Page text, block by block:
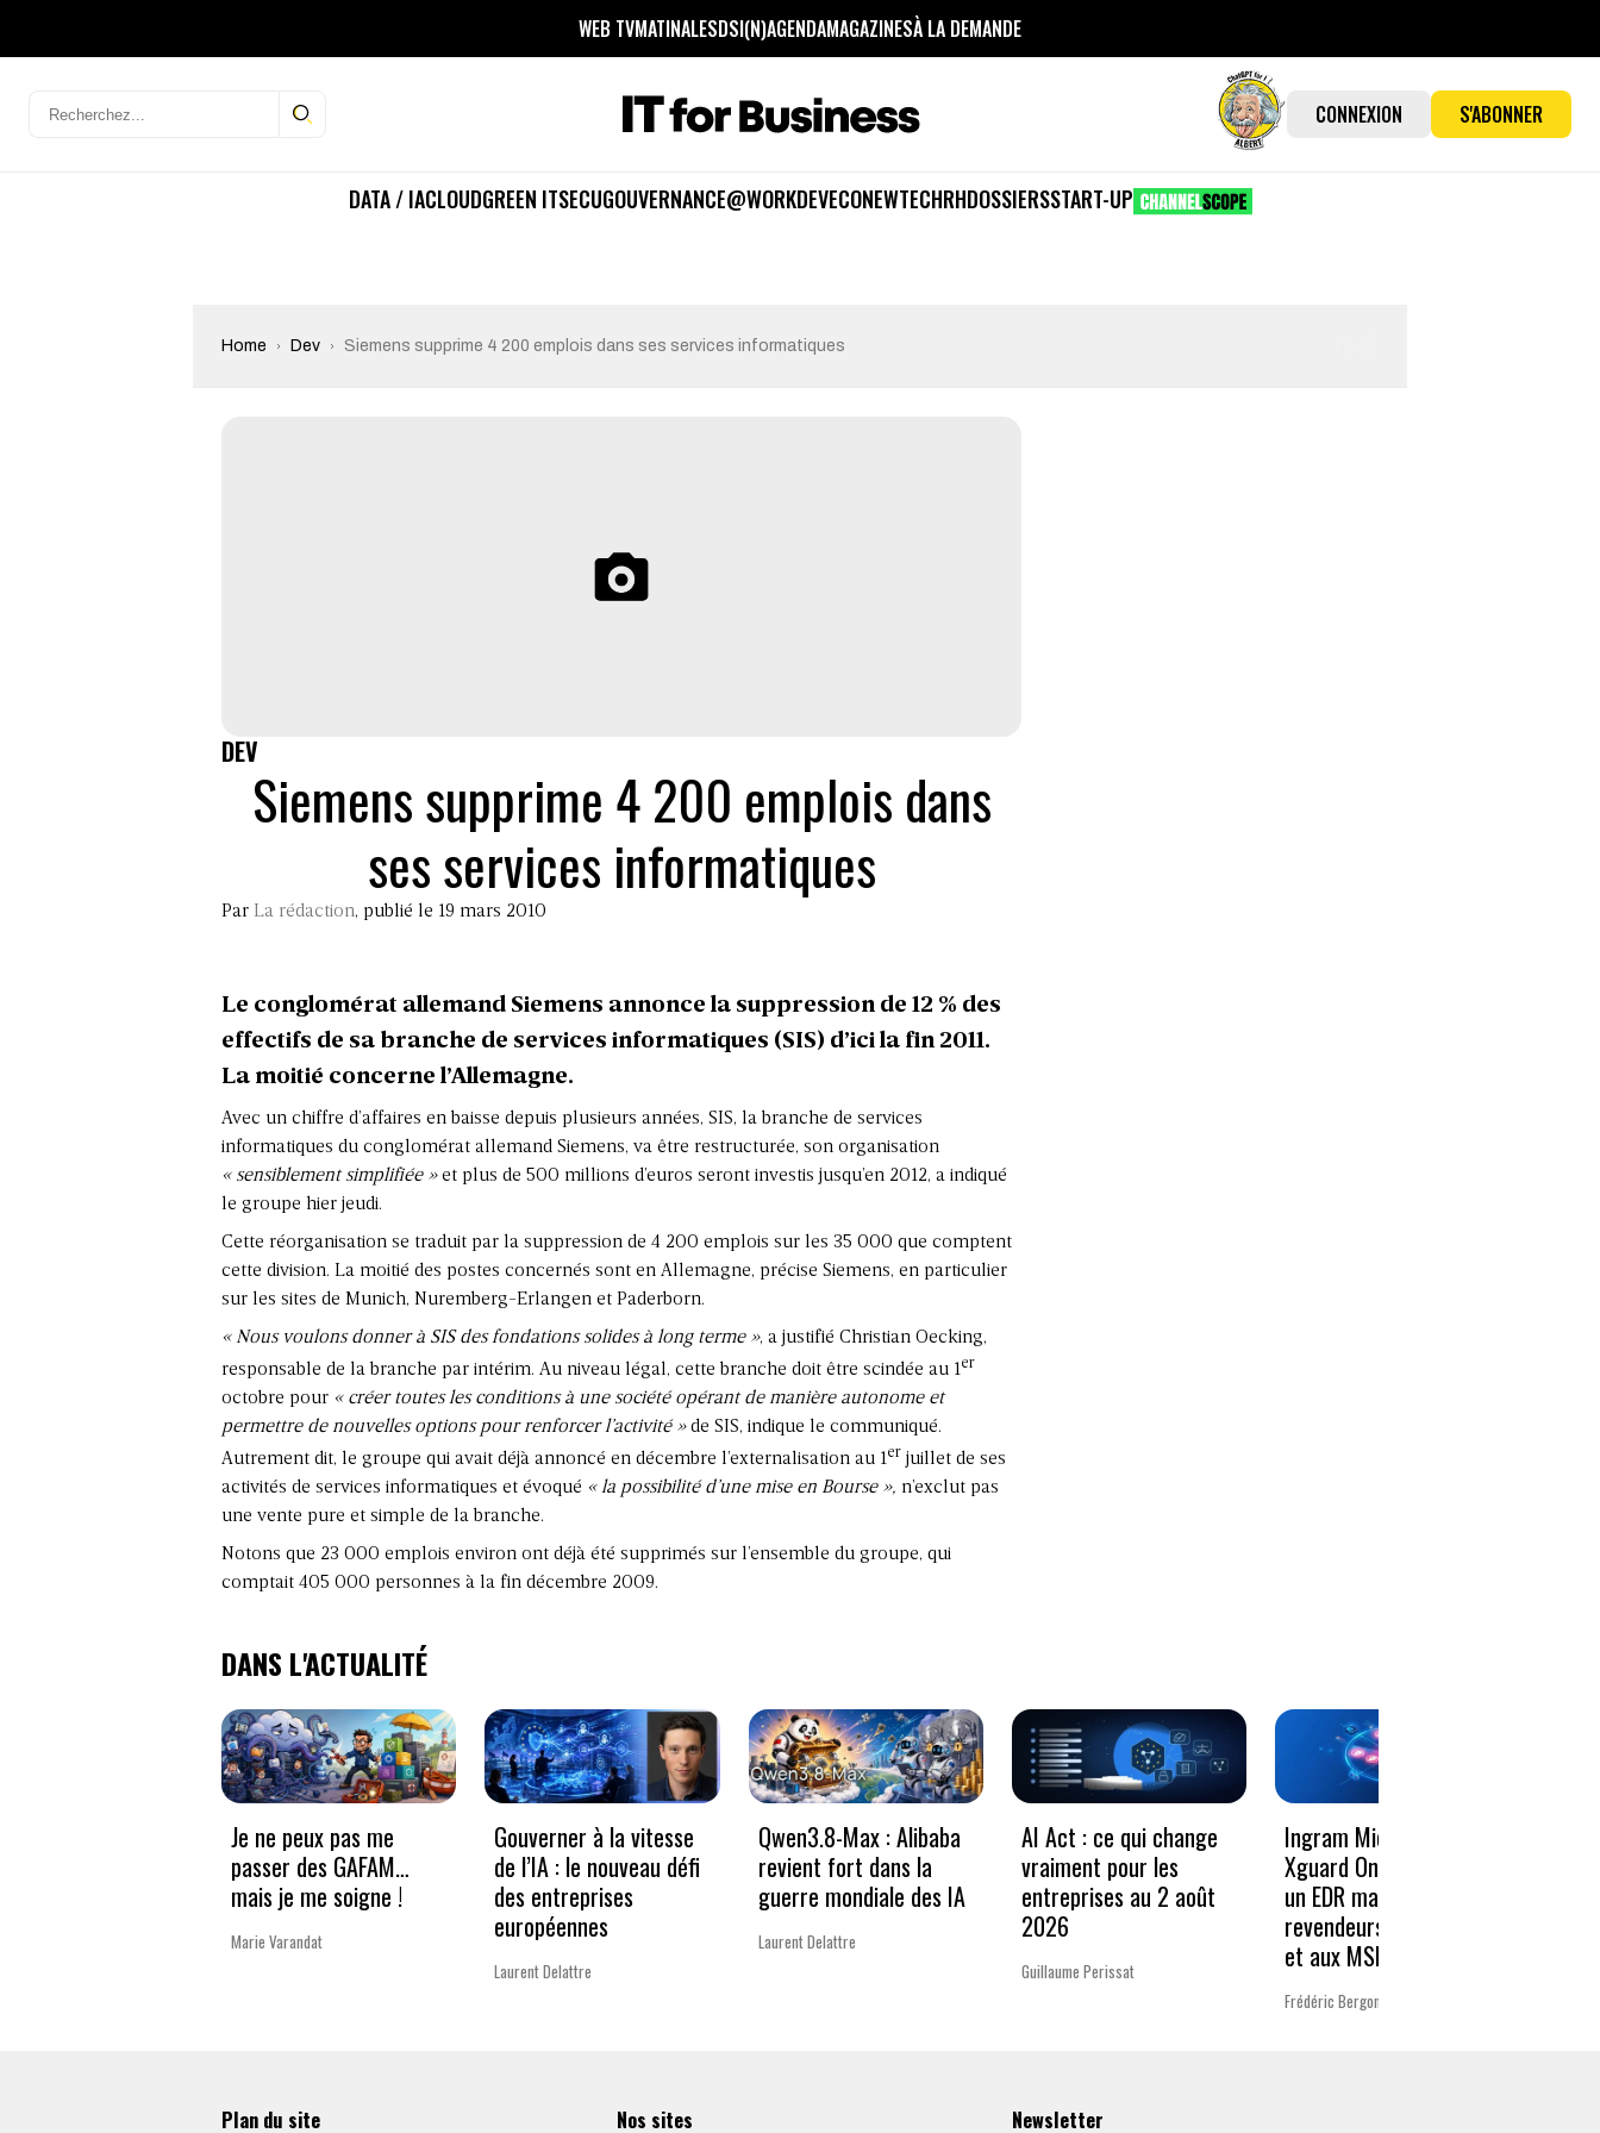
WEB TVMATINALESDSI(N)AGENDAMAGAZINESÀ LA DEMANDE
CONNEXION S'ABONNER
DATA / IACLOUDGREEN ITSECUGOUVERNANCE@WORKDEVECONEWTECHRHDOSSIERSSTART-UP
Home Dev Siemens supprime 4 200 emplois dans ses services informatiques
DEV
Siemens supprime 4 200 emplois dans
ses services informatiques
Par La rédaction, publié le 19 mars 2010
Le conglomérat allemand Siemens annonce la suppression de 12 % des
effectifs de sa branche de services informatiques (SIS) d’ici la fin 2011.
La moitié concerne l’Allemagne.
Avec un chiffre d’affaires en baisse depuis plusieurs années, SIS, la branche de services
informatiques du conglomérat allemand Siemens, va être restructurée, son organisation
« sensiblement simplifiée »et plus de 500 millions d’euros seront investis jusqu’en 2012, a indiqué
le groupe hier jeudi.
Cette réorganisation se traduit par la suppression de 4 200 emplois sur les 35 000 que comptent
cette division. La moitié des postes concernés sont en Allemagne, précise Siemens, en particulier
sur les sites de Munich, Nuremberg-Erlangen et Paderborn.
« Nous voulons donner à SIS des fondations solides à long terme », a justifié Christian Oecking,
responsable de la branche par intérim. Au niveau légal, cette branche doit être scindée au 1er
octobre pour « créer toutes les conditions à une société opérant de manière autonome et
permettre de nouvelles options pour renforcer l’activité »de SIS, indique le communiqué.
Autrement dit, le groupe qui avait déjà annoncé en décembre l’externalisation au 1er juillet de ses
activités de services informatiques et évoqué « la possibilité d’une mise en Bourse », n’exclut pas
une vente pure et simple de la branche.
Notons que 23 000 emplois environ ont déjà été supprimés sur l’ensemble du groupe, qui
comptait 405 000 personnes à la fin décembre 2009.
DANS L'ACTUALITÉ
Je ne peux pas me
passer des GAFAM…
mais je me soigne !
Marie Varandat
Gouverner à la vitesse
de l’IA : le nouveau défi
des entreprises
européennes
Laurent Delattre
Qwen3.8-Max : Alibaba
revient fort dans la
guerre mondiale des IA
Laurent Delattre
AI Act : ce qui change
vraiment pour les
entreprises au 2 août
2026
Guillaume Perissat
Ingram Micro et
Xguard One proposent
un EDR managé aux
revendeurs Microsoft
et aux MSP
Frédéric Bergonzoli
Plan du site Nos sites Newsletter